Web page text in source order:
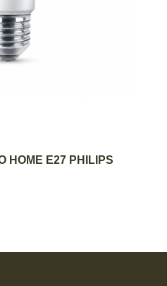
AL CARRITO
HOME E27 PHILIPS